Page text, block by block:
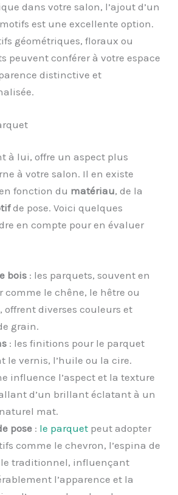
dans votre salon, l’ajout d’un
est une excellente option.
géométriques, floraux ou
peuvent conférer à votre espace
distinctive et
à lui, offre un aspect plus
à votre salon. Il en existe
fonction du matériau, de la
de pose. Voici quelques
en compte pour en évaluer
bois : les parquets, souvent en
comme le chêne, le hêtre ou
offrent diverses couleurs et
grain.
: les finitions pour le parquet
le vernis, l’huile ou la cire.
influence l’aspect et la texture
d’un brillant éclatant à un
mat.
pose : le parquet peut adopter
comme le chevron, l’espina de
le traditionnel, influençant
l’apparence et la